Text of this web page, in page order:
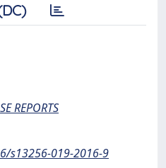
REPORTS
s13256-019-2016-9